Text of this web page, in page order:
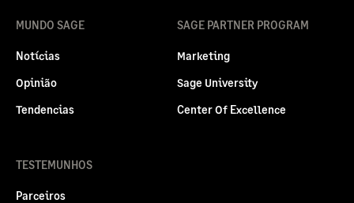
MUNDO SAGE
Notícias
Opinião
Tendencias
SAGE PARTNER PROGRAM
Marketing
Sage University
Center Of Excellence
TESTEMUNHOS
Parceiros